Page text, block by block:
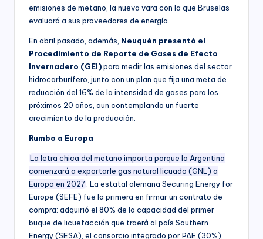
emisiones de metano, la nueva vara con la que Bruselas
evaluará a sus proveedores de energía.
En abril pasado, además, Neuquén presentó el
Procedimiento de Reporte de Gases de Efecto
Invernadero (GEI)para medir las emisiones del sector
hidrocarburífero, junto con un plan que fija una meta de
reducción del 16% de la intensidad de gases para los
próximos 20 años, aun contemplando un fuerte
crecimiento de la producción.
Rumbo a Europa
La letra chica del metano importa porque la Argentina
comenzará a exportarle gas natural licuado (GNL) a
Europa en 2027 . La estatal alemana Securing Energy for
Europe (SEFE) fue la primera en firmar un contrato de
compra: adquirió el 80% de la capacidad del primer
buque de licuefacción que traerá al país Southern
Energy (SESA), el consorcio integrado por PAE (30%),